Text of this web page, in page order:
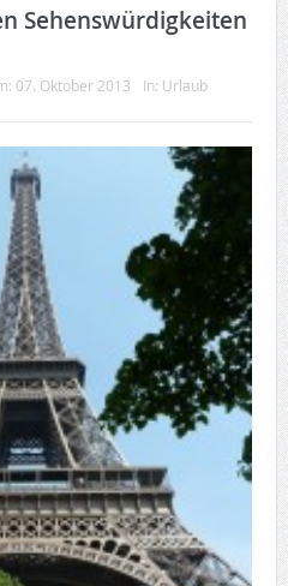
Sehenswürdigkeiten
07. Oktober 2013 In: Urlaub